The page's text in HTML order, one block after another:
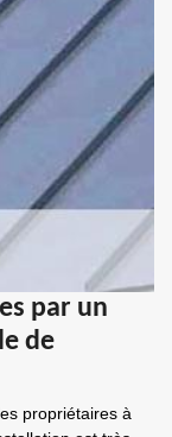
par un
de
propriétaires à